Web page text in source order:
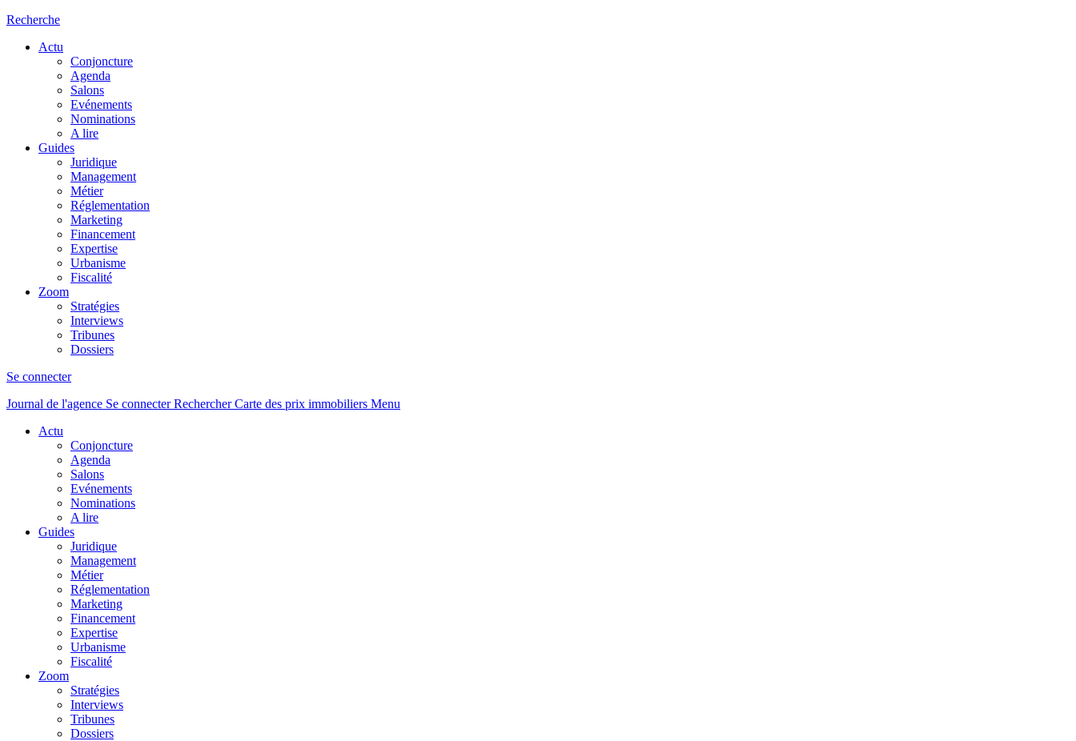
Recherche
Actu
Conjoncture
Agenda
Salons
Evénements
Nominations
A lire
Guides
Juridique
Management
Métier
Réglementation
Marketing
Financement
Expertise
Urbanisme
Fiscalité
Zoom
Stratégies
Interviews
Tribunes
Dossiers
Se connecter
Journal de l'agence Se connecterRechercher Carte des prix immobiliers Menu
Actu
Conjoncture
Agenda
Salons
Evénements
Nominations
A lire
Guides
Juridique
Management
Métier
Réglementation
Marketing
Financement
Expertise
Urbanisme
Fiscalité
Zoom
Stratégies
Interviews
Tribunes
Dossiers